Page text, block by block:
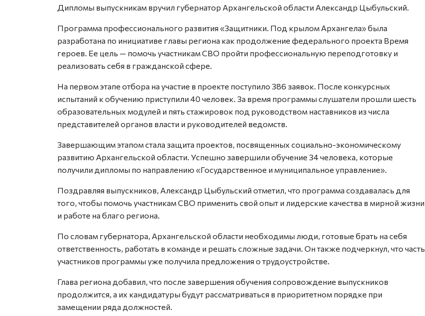
Дипломы выпускникам вручил губернатор Архангельской области Александр Цыбульский.
Программа профессионального развития «Защитники. Под крылом Архангела» была
разработана по инициативе главы региона как продолжение федерального проекта Время
героев. Ее цель — помочь участникам СВО пройти профессиональную переподготовку и
реализовать себя в гражданской сфере.
На первом этапе отбора на участие в проекте поступило 386 заявок. После конкурсных
испытаний к обучению приступили 40 человек. За время программы слушатели прошли шесть
образовательных модулей и пять стажировок под руководством наставников из числа
представителей органов власти и руководителей ведомств.
Завершающим этапом стала защита проектов, посвященных социально-экономическому
развитию Архангельской области. Успешно завершили обучение 34 человека, которые
получили дипломы по направлению «Государственное и муниципальное управление».
Поздравляя выпускников, Александр Цыбульский отметил, что программа создавалась для
того, чтобы помочь участникам СВО применить свой опыт и лидерские качества в мирной жизни
и работе на благо региона.
По словам губернатора, Архангельской области необходимы люди, готовые брать на себя
ответственность, работать в команде и решать сложные задачи. Он также подчеркнул, что часть
участников программы уже получила предложения о трудоустройстве.
Глава региона добавил, что после завершения обучения сопровождение выпускников
продолжится, а их кандидатуры будут рассматриваться в приоритетном порядке при
замещении ряда должностей.